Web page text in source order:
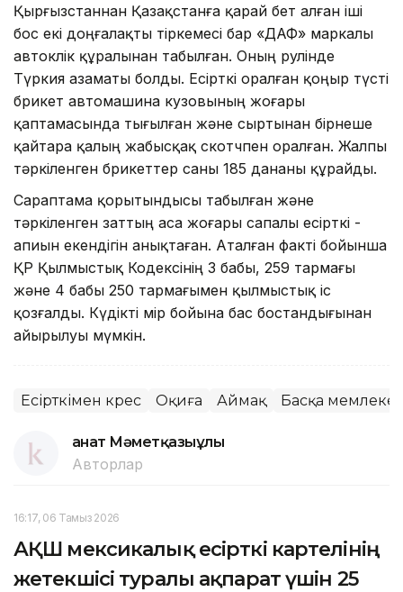
Қырғызстаннан Қазақстанға қарай бет алған іші
бос екі доңғалақты тіркемесі бар «ДАФ» маркалы
автокөлік құралынан табылған. Оның рулінде
Түркия азаматы болды. Есірткі оралған қоңыр түсті
брикет автомашина кузовының жоғары
қаптамасында тығылған және сыртынан бірнеше
қайтара қалың жабысқақ скотчпен оралған. Жалпы
тәркіленген брикеттер саны 185 дананы құрайды.
Сараптама қорытындысы табылған және
тәркіленген заттың аса жоғары сапалы есірткі -
апиын екендігін анықтаған. Аталған факті бойынша
ҚР Қылмыстық Кодексінің 3 бабы, 259 тармағы
және 4 бабы 250 тармағымен қылмыстық іс
қозғалды. Күдікті өмір бойына бас бостандығынан
айырылуы мүмкін.
Есірткімен күрес Оқиға Аймақ Басқа
Қанат Мәметқазыұлы
Авторлар
16:17, 06 Тамыз 2026
АҚШ мексикалық есірткі картелінің
жетекшісі туралы ақпарат үшін 25